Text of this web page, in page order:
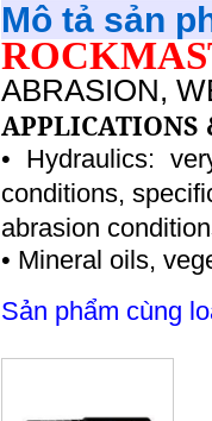
Mô tả sản
ABRASION,
APPLICATIONS
• Hydraulics:
conditions,
abrasion
• Mineral oils,
Sản phẩm cùng